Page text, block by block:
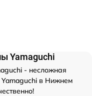
Yamaguchi
- несложная
в Нижнем